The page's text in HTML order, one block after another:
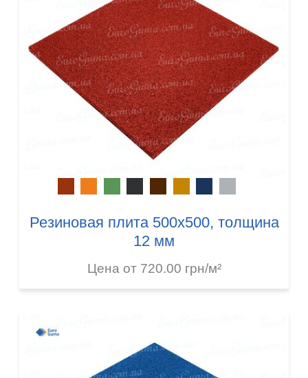
Резиновая плита 500х500, толщина
12 мм
Цена от 720.00 грн/м²